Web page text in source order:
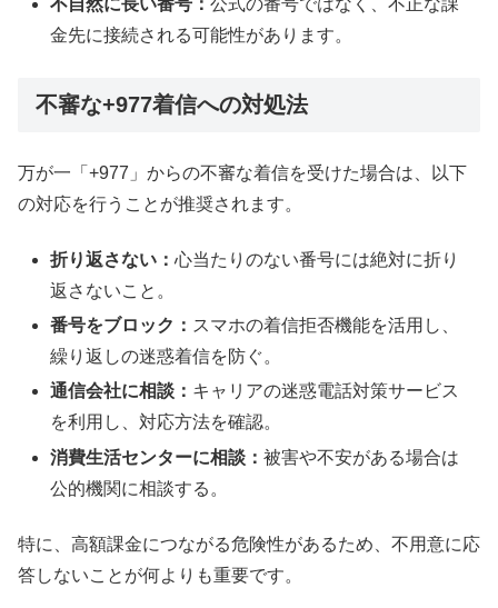
不自然に長い番号：公式の番号ではなく、不正な課
金先に接続される可能性があります。
不審な+977着信への対処法
万が一「+977」からの不審な着信を受けた場合は、以下
の対応を行うことが推奨されます。
折り返さない：心当たりのない番号には絶対に折り
返さないこと。
番号をブロック： スマホの着信拒否機能を活用し、
繰り返しの迷惑着信を防ぐ。
通信会社に相談： キャリアの迷惑電話対策サービス
を利用し、対応方法を確認。
消費生活センターに相談：被害や不安がある場合は
公的機関に相談する。
特に、高額課金につながる危険性があるため、不用意に応
答しないことが何よりも重要です。